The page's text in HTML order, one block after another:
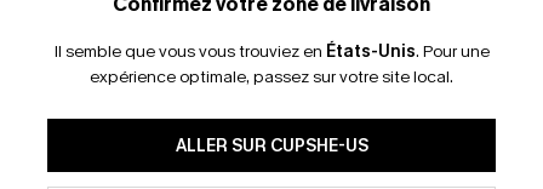
tissée col carré Robe verte courte
26,00 €31,00 €
Il semble que vous vous trouviez en États-Unis. Pour une
expérience optimale, passez sur votre site local.
ALLER SUR CUPSHE-US
En soumettant votre adresse
mails marketing (y compris
reconnaissez avoir pris